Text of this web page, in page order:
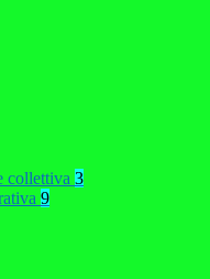
collettiva 3
9